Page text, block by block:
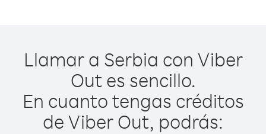
Llamar a Serbia con Viber
Out es sencillo.
En cuanto tengas créditos
de Viber Out, podrás: